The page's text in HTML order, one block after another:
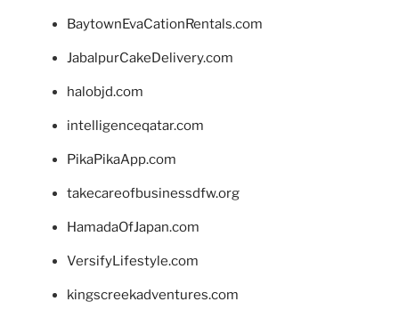
BaytownEvaCationRentals.com
JabalpurCakeDelivery.com
halobjd.com
intelligenceqatar.com
PikaPikaApp.com
takecareofbusinessdfw.org
HamadaOfJapan.com
VersifyLifestyle.com
kingscreekadventures.com